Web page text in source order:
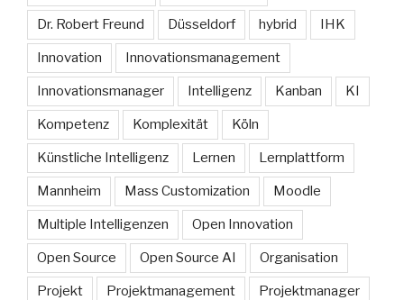
Dr. Robert Freund Düsseldorf hybrid IHK
Innovation Innovationsmanagement
Innovationsmanager Intelligenz Kanban KI
Kompetenz Komplexität Köln
Künstliche Intelligenz Lernen Lernplattform
Mannheim Mass Customization Moodle
Multiple Intelligenzen Open Innovation
Open Source Open Source AI Organisation
Projekt Projektmanagement Projektmanager